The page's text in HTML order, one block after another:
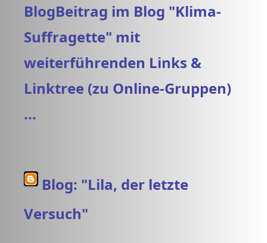
BlogBeitrag im Blog "Klima-
Suffragette" mit
weiterführenden Links &
Linktree (zu Online-Gruppen)
...
Blog: "Lila, der letzte
Versuch"